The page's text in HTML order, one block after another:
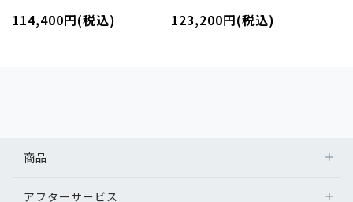
114,400円(税込) 123,200円(税込)
商品
アフターサービス